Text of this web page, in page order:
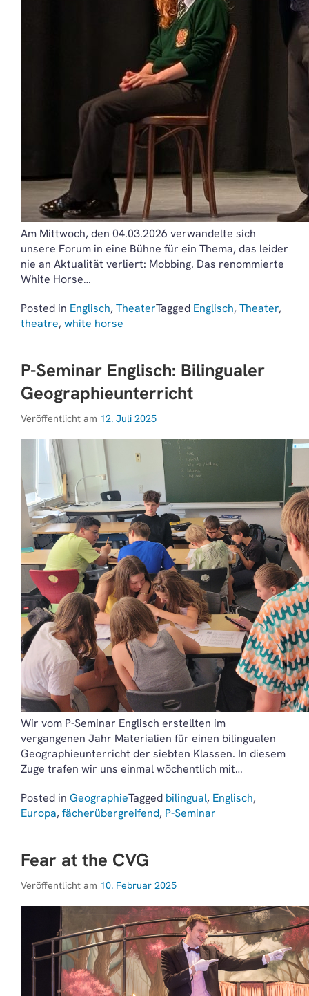
Am Mittwoch, den 04.03.2026 verwandelte sich
unsere Forum in eine Bühne für ein Thema, das leider
nie an Aktualität verliert: Mobbing. Das renommierte
White Horse…
Posted in Englisch, TheaterTagged Englisch, Theater,
theatre, white horse
P-Seminar Englisch: Bilingualer
Geographieunterricht
Veröffentlicht am 12. Juli 2025
Wir vom P-Seminar Englisch erstellten im
vergangenen Jahr Materialien für einen bilingualen
Geographieunterricht der siebten Klassen. In diesem
Zuge trafen wir uns einmal wöchentlich mit…
Posted in GeographieTagged bilingual, Englisch,
Europa, fächerübergreifend, P-Seminar
Fear at the CVG
Veröffentlicht am 10. Februar 2025